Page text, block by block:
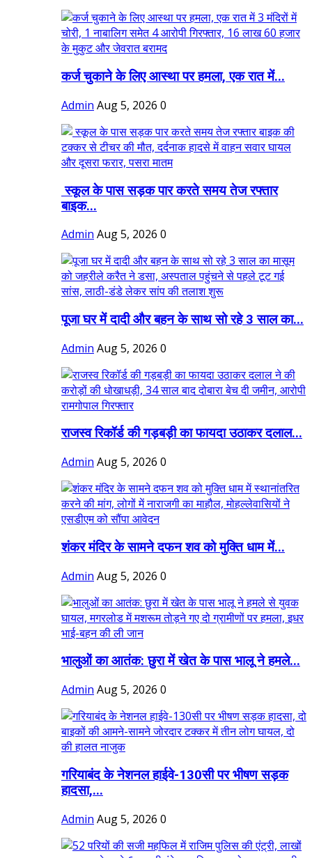
कर्ज चुकाने के लिए आस्था पर हमला, एक रात में...
Admin Aug 5, 2026 0
स्कूल के पास सड़क पार करते समय तेज रफ्तार
बाइक...
Admin Aug 5, 2026 0
पूजा घर में दादी और बहन के साथ सो रहे 3 साल का...
Admin Aug 5, 2026 0
राजस्व रिकॉर्ड की गड़बड़ी का फायदा उठाकर दलाल...
Admin Aug 5, 2026 0
शंकर मंदिर के सामने दफन शव को मुक्ति धाम में...
Admin Aug 5, 2026 0
भालुओं का आतंक: छुरा में खेत के पास भालू ने हमले...
Admin Aug 5, 2026 0
गरियाबंद के नेशनल हाईवे-130सी पर भीषण सड़क
हादसा,...
Admin Aug 5, 2026 0